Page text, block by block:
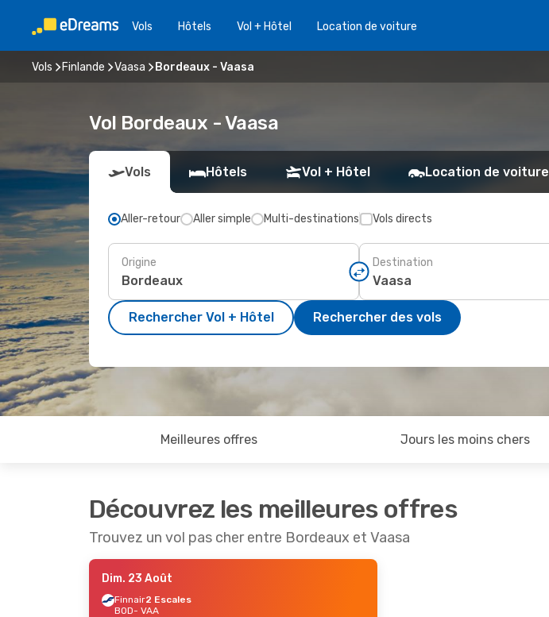
Vols Hôtels Vol + Hôtel Location de voiture
Vols Finlande Vaasa Bordeaux - Vaasa
Vol Bordeaux - Vaasa
Vols Hôtels Vol + Hôtel Location de voiture
Aller-retour Aller simple Multi-destinations Vols directs
Origine Destination
Rechercher Vol + Hôtel Rechercher des vols
Meilleures offres Jours les moins chers
Découvrez les meilleures offres
Trouvez un vol pas cher entre Bordeaux et Vaasa
Dim. 23 Août
Finnair2 Escales
BOD- VAA